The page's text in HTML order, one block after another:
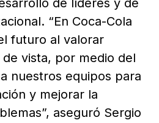
de líderes y de
“En Coca-Cola
futuro al valorar
vista, por medio del
nuestros equipos para
y mejorar la
aseguró Sergio